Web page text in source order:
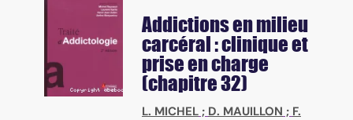
Addictions en milieu
carcéral : clinique et
prise en charge
(chapitre 32)
L. MICHEL ; D. MAUILLON ; F.